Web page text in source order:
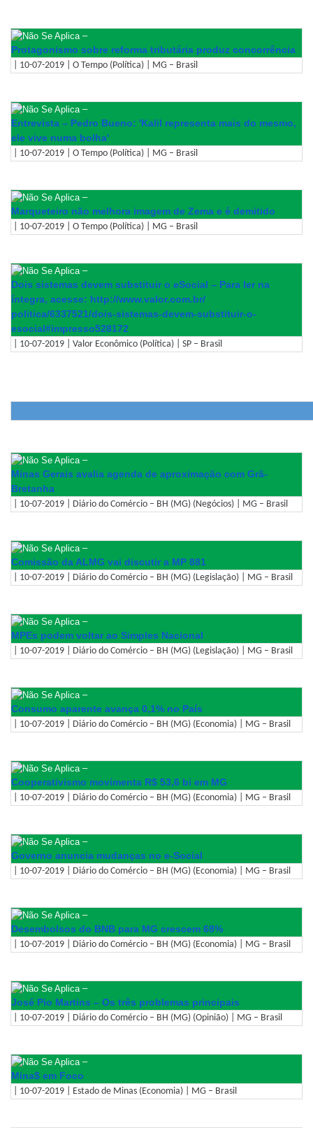
–
Protagonismo sobre reforma tributária produz concorrência
| 10-07-2019 | O Tempo (Política) | MG – Brasil
–
Entrevista – Pedro Bueno: 'Kalil representa mais do mesmo,
ele vive numa bolha'
| 10-07-2019 | O Tempo (Política) | MG – Brasil
–
Marqueteiro não melhora imagem de Zema e é demitido
| 10-07-2019 | O Tempo (Política) | MG – Brasil
–
Dois sistemas devem substituir o eSocial – Para ler na
íntegra, acesse: http://www.valor.com.br/
politica/6337521/dois-sistemas-devem-substituir-o-
esocial#impresso528172
| 10-07-2019 | Valor Econômico (Política) | SP – Brasil
–
Minas Gerais avalia agenda de aproximação com Grã-
Bretanha
| 10-07-2019 | Diário do Comércio – BH (MG) (Negócios) | MG – Brasil
–
Comissão da ALMG vai discutir a MP 881
| 10-07-2019 | Diário do Comércio – BH (MG) (Legislação) | MG – Brasil
–
MPEs podem voltar ao Simples Nacional
| 10-07-2019 | Diário do Comércio – BH (MG) (Legislação) | MG – Brasil
–
Consumo aparente avança 0,1% no País
| 10-07-2019 | Diário do Comércio – BH (MG) (Economia) | MG – Brasil
–
Cooperativismo movimenta R$ 53,6 bi em MG
| 10-07-2019 | Diário do Comércio – BH (MG) (Economia) | MG – Brasil
–
Governo anuncia mudanças no e-Social
| 10-07-2019 | Diário do Comércio – BH (MG) (Economia) | MG – Brasil
–
Desembolsos do BNB para MG crescem 68%
| 10-07-2019 | Diário do Comércio – BH (MG) (Economia) | MG – Brasil
–
José Pio Martins – Os três problemas principais
| 10-07-2019 | Diário do Comércio – BH (MG) (Opinião) | MG – Brasil
–
Mina$ em Foco
| 10-07-2019 | Estado de Minas (Economia) | MG – Brasil